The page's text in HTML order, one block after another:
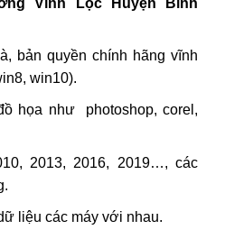
Vĩnh Lộc Huyện Bình
bản quyền chính hãng vĩnh
win10).
họa như photoshop, corel,
2013, 2016, 2019…, các
liệu các máy với nhau.